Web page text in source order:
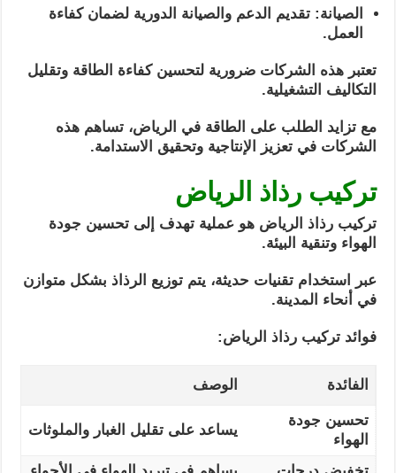
الصيانة: تقديم الدعم والصيانة الدورية لضمان كفاءة
العمل.
تعتبر هذه الشركات ضرورية لتحسين كفاءة الطاقة وتقليل
التكاليف التشغيلية.
مع تزايد الطلب على الطاقة في الرياض، تساهم هذه
الشركات في تعزيز الإنتاجية وتحقيق الاستدامة.
تركيب رذاذ الرياض
تركيب رذاذ الرياض هو عملية تهدف إلى تحسين جودة
الهواء وتنقية البيئة.
عبر استخدام تقنيات حديثة، يتم توزيع الرذاذ بشكل متوازن
في أنحاء المدينة.
فوائد تركيب رذاذ الرياض:
الفائدة الوصف
تحسين جودة
الهواء
يساعد على تقليل الغبار والملوثات